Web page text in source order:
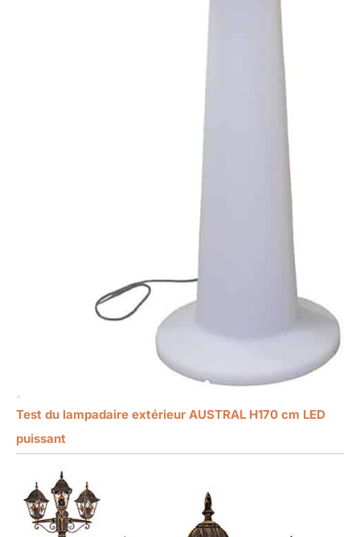
Test du lampadaire extérieur AUSTRAL H170 cm LED
puissant